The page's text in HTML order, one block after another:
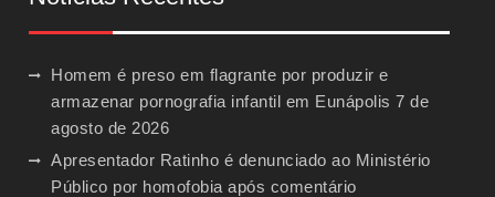
Homem é preso em flagrante por produzir e
armazenar pornografia infantil em Eunápolis 7 de
agosto de 2026
Apresentador Ratinho é denunciado ao Ministério
Público por homofobia após comentário